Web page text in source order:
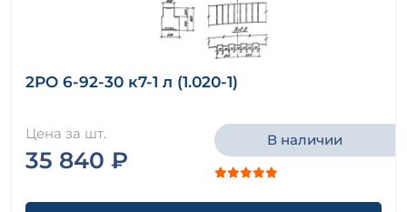
2РО 6-92-30 к7-1 л (1.020-1)
Цена за шт.
35 840 ₽
В наличии